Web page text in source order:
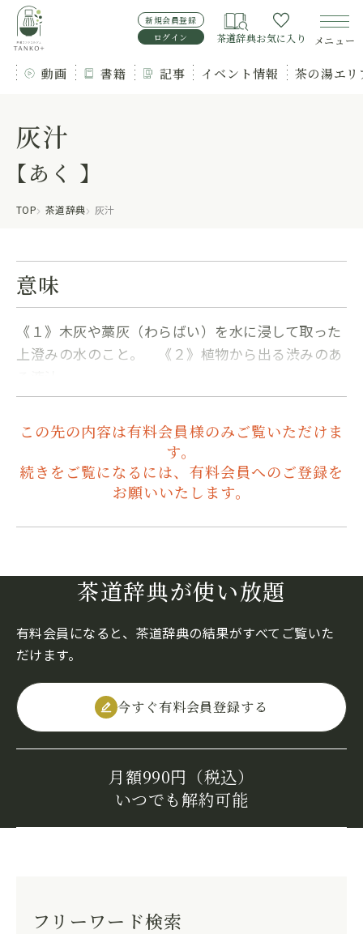
新規会員登録
ログイン
茶道辞典お気に入り メニュー
動画 書籍 記事 イベント情報 茶の湯エ
灰汁
【あく 】
TOP 茶道辞典 灰汁
意味
《１》木灰や藁灰（わらばい）を水に浸して取った
上澄みの水のこと。 《２》植物から出る渋みのあ
この先の内容は有料会員様のみご覧いただけま
す。
続きをご覧になるには、有料会員へのご登録を
お願いいたします。
茶道辞典が使い放題
有料会員になると、茶道辞典の結果がすべてご覧いた
だけます。
今すぐ有料会員登録する
月額990円（税込）
いつでも解約可能
フリーワード検索